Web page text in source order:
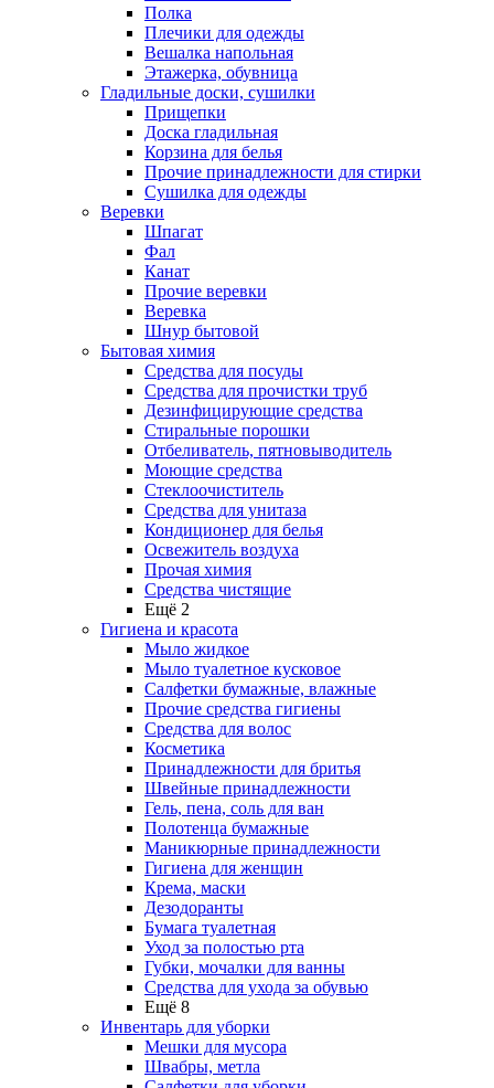
Полка
Плечики для одежды
Вешалка напольная
Этажерка, обувница
Гладильные доски, сушилки
Прищепки
Доска гладильная
Корзина для белья
Прочие принадлежности для стирки
Сушилка для одежды
Веревки
Шпагат
Фал
Канат
Прочие веревки
Веревка
Шнур бытовой
Бытовая химия
Средства для посуды
Средства для прочистки труб
Дезинфицирующие средства
Стиральные порошки
Отбеливатель, пятновыводитель
Моющие средства
Стеклоочиститель
Средства для унитаза
Кондиционер для белья
Освежитель воздуха
Прочая химия
Средства чистящие
Ещё 2
Гигиена и красота
Мыло жидкое
Мыло туалетное кусковое
Салфетки бумажные, влажные
Прочие средства гигиены
Средства для волос
Косметика
Принадлежности для бритья
Швейные принадлежности
Гель, пена, соль для ван
Полотенца бумажные
Маникюрные принадлежности
Гигиена для женщин
Крема, маски
Дезодоранты
Бумага туалетная
Уход за полостью рта
Губки, мочалки для ванны
Средства для ухода за обувью
Ещё 8
Инвентарь для уборки
Мешки для мусора
Швабры, метла